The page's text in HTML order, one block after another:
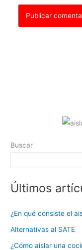
Buscar
Últimos
¿En qué consiste el
Alternativas al SATE
¿Cómo aislar una